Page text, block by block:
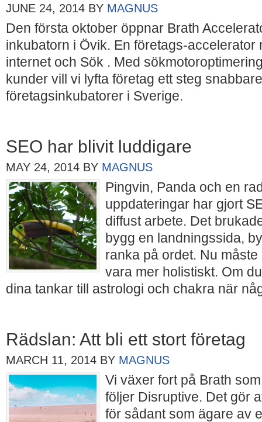
JUNE 24, 2014 BY MAGNUS
Den första oktober öppnar Brath
inkubatorn i Övik. En företags-accelerator
internet och Sök . Med
kunder vill vi lyfta företag ett steg
företagsinkubatorer i Sverige.
SEO har blivit luddigare
MAY 24, 2014 BY MAGNUS
Pingvin, Panda och en
uppdateringar har gjort
diffust arbete. Det
bygg en landningssida,
ranka på ordet. Nu
vara mer holistiskt. Om
dina tankar till astrologi och chakra när
Rädslan: Att bli ett stort företag
MARCH 11, 2014 BY MAGNUS
Vi växer fort på Brath
följer Disruptive. Det gör
för sådant som ägare av